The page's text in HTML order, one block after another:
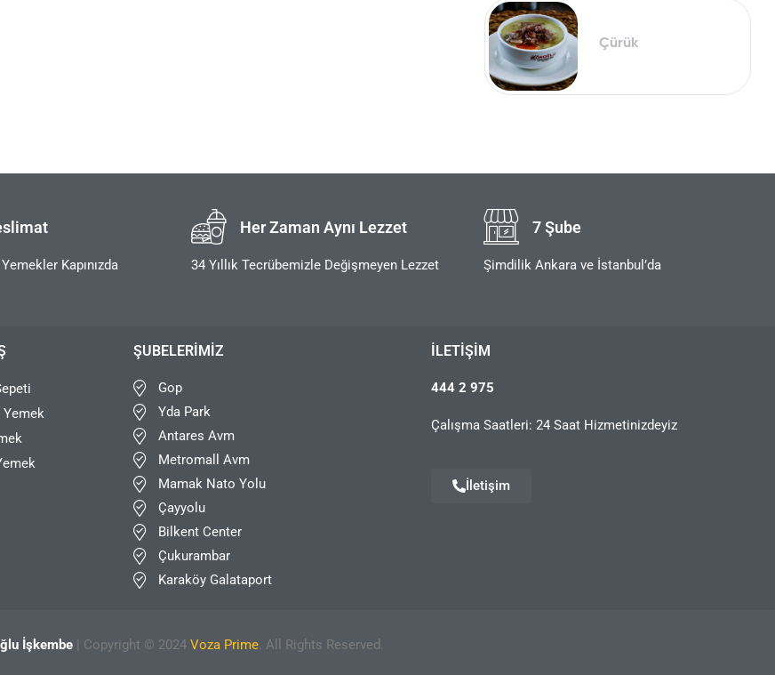
Çürük
Kapınızda
Her Zaman Aynı Lezzet
34 Yıllık Tecrübemizle Değişmeyen Lezzet
7 Şube
Şimdilik Ankara ve İstanbul’da
Yemek
ŞUBELERIMIZ
Gop
Yda Park
Antares Avm
Metromall Avm
Mamak Nato Yolu
Çayyolu
Bilkent Center
Çukurambar
Karaköy Galataport
İLETIŞIM
444 2 975
Çalışma Saatleri: 24 Saat Hizmetinizdeyiz
İletişim
İşkembe | Copyright © 2024 Voza Prime. All Rights Reserved.